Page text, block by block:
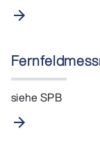
arrow_forward
siehe SPB
arrow_forward